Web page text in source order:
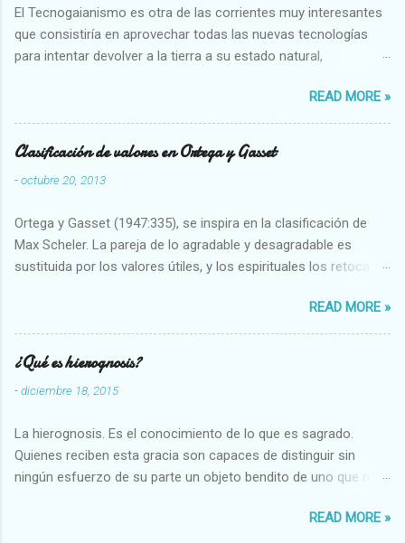
El Tecnogaianismo es otra de las corrientes muy interesantes
que consistiría en aprovechar todas las nuevas tecnologías
para intentar devolver a la tierra a su estado natural,
READ MORE »
Clasificación de valores en Ortega y Gasset
-octubre 20, 2013
Ortega y Gasset (1947:335), se inspira en la clasificación de
Max Scheler. La pareja de lo agradable y desagradable es
sustituida por los valores útiles, y los espirituales los retoca.
Abundante-Escaso,etc 2 VITALES Sano-Enfermo Selecto-
Vulgar Enérgico-Inerte Fuerte-Débil,etc. 3 ESPIRITUALES a)
Intelectuales Conocimiento-Error Exacto-Aproximado
Evidente-Probable,etc b) Morales Bueno-malo Bondadoso-
malvado Justo-Injusto Escrupuloso-Relajado Leal-Desleal,etc.
Armonioso-Inarmonioso 4 RELIGIOSOS Santo-Pr...
READ MORE »
¿Qué es hierognosis?
-diciembre 18, 2015
La hierognosis. Es el conocimiento de lo que es sagrado.
Quienes reciben esta gracia son capaces de distinguir sin
ningún esfuerzo de su parte un objeto bendito de uno que no
READ MORE »